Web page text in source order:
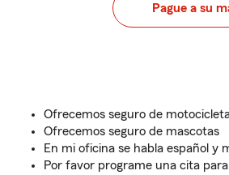
Pague a su
Ofrecemos seguro de
Ofrecemos seguro de mascotas
En mi oficina se habla español y
Por favor programe una cita